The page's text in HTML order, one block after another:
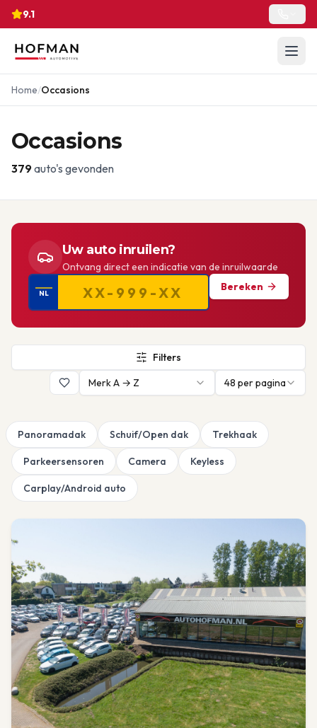
9.1
Home/Occasions
Occasions
379 auto's gevonden
Uw auto inruilen?
Ontvang direct een indicatie van de inruilwaarde
NL
Bereken
Filters
Merk A → Z
48 per pagina
Panoramadak Schuif/Open dak Trekhaak
Parkeersensoren Camera Keyless
Carplay/Android auto